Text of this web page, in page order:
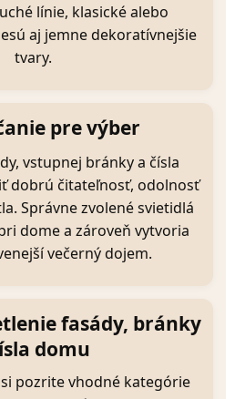
línie, klasické alebo
aj jemne dekoratívnejšie
tvary.
pre výber
vstupnej bránky a čísla
dobrú čitateľnosť, odolnosť
Správne zvolené svietidlá
dome a zároveň vytvoria
večerný dojem.
fasády, bránky
domu
pozrite vhodné kategórie